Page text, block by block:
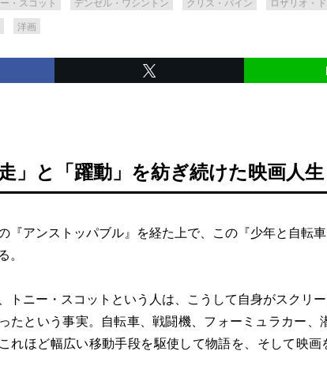
ー・スコット デンゼル・ワシントン クリス・パイン ロザリオ・
洋画
走」と「躍動」を紡ぎ続けた映画人生
『アンストッパブル』を経た上で、この『少年と自転
。
トニー・スコットという人は、こうして自身がスクリ
たという事実。自転車、戦闘機、フォーミュラカー
れほど幅広い移動手段を駆使して物語を、そして映